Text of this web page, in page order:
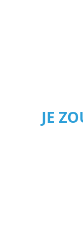
JE